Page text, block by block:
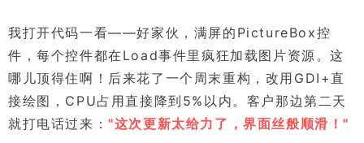
我打开代码一看——好家伙，满屏的PictureBox控
件，每个控件都在Load事件里疯狂加载图片资源。这
哪儿顶得住啊！后来花了一个周末重构，改用GDI+直
接绘图，CPU占用直接降到5%以内。客户那边第二天
就打电话过来："这次更新太给力了，界面丝般顺滑！"